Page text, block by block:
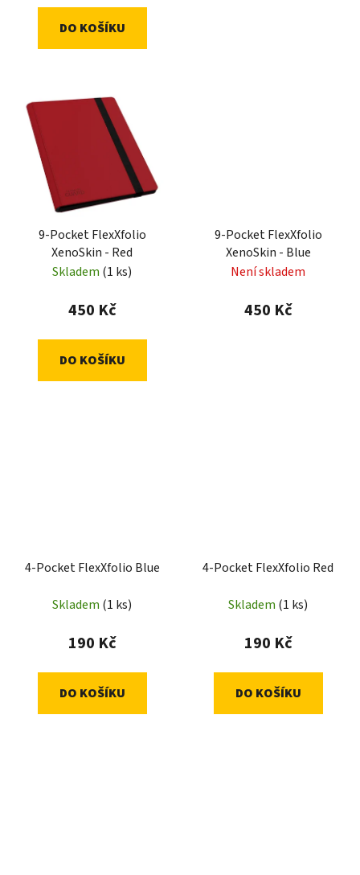
DO KOŠÍKU
9-Pocket FlexXfolio
XenoSkin - Red
Skladem (1 ks)
450 Kč
DO KOŠÍKU
9-Pocket FlexXfolio
XenoSkin - Blue
Není skladem
450 Kč
4-Pocket FlexXfolio Blue
Skladem (1 ks)
190 Kč
DO KOŠÍKU
4-Pocket FlexXfolio Red
Skladem (1 ks)
190 Kč
DO KOŠÍKU